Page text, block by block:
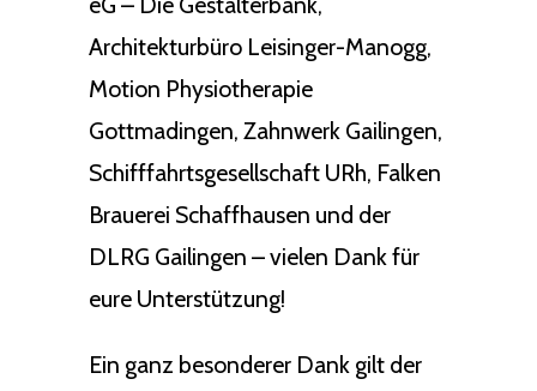
Architekturbüro Leisinger-Manogg,
Motion Physiotherapie
Gottmadingen, Zahnwerk Gailingen,
Schifffahrtsgesellschaft URh, Falken
Brauerei Schaffhausen und der
DLRG Gailingen – vielen Dank für
eure Unterstützung!
Ein ganz besonderer Dank gilt der